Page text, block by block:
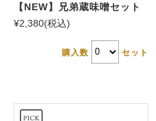
【NEW】兄弟蔵味噌セット
¥2,380(税込)
購入数 セット